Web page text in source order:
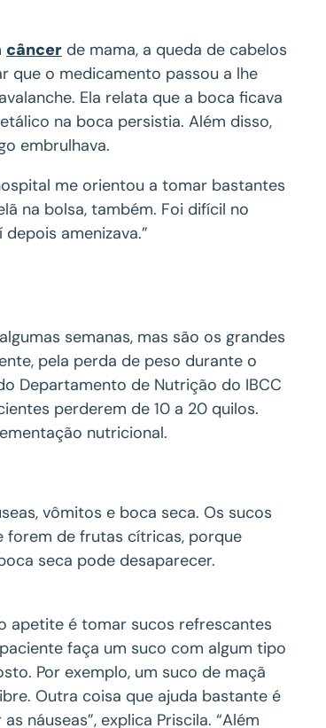
câncer de mama, a queda de cabelos
que o medicamento passou a lhe
Ela relata que a boca ficava
na boca persistia. Além disso,
embrulhava.
me orientou a tomar bastantes
na bolsa, também. Foi difícil no
amenizava.”
semanas, mas são os grandes
pela perda de peso durante o
Departamento de Nutrição do IBCC
perderem de 10 a 20 quilos.
nutricional.
vômitos e boca seca. Os sucos
forem de frutas cítricas, porque
seca pode desaparecer.
apetite é tomar sucos refrescantes
faça um suco com algum tipo
Por exemplo, um suco de maçã
Outra coisa que ajuda bastante é
náuseas”, explica Priscila. “Além